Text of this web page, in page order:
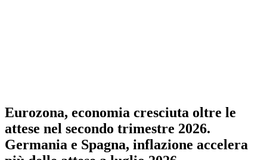
Eurozona, economia cresciuta oltre le
attese nel secondo trimestre 2026.
Germania e Spagna, inflazione accelera